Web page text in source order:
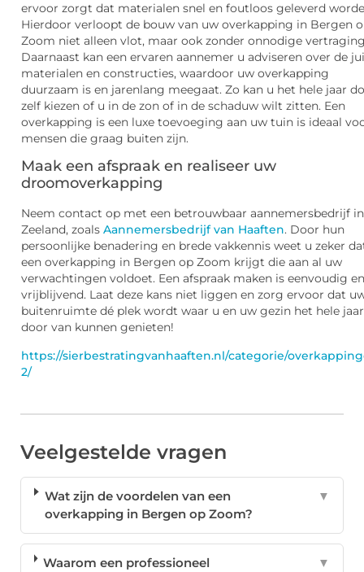
ervoor zorgt dat materialen snel en foutloos geleverd
Hierdoor verloopt de bouw van uw overkapping in Bergen
Zoom niet alleen vlot, maar ook zonder onnodige
Daarnaast kan een ervaren aannemer u adviseren over de
materialen en constructies, waardoor uw overkapping
duurzaam is en jarenlang meegaat. Zo kan u het hele jaar
zelf kiezen of u in de zon of in de schaduw wilt zitten. Een
overkapping is een luxe toevoeging aan uw tuin is ideaal
mensen die graag buiten zijn.
Maak een afspraak en realiseer uw
droomoverkapping
Neem contact op met een betrouwbaar aannemersbedrijf in
Zeeland, zoals Aannemersbedrijf van Haaften. Door hun
persoonlijke benadering en brede vakkennis weet u zeker
een overkapping in Bergen op Zoom krijgt die aan al uw
verwachtingen voldoet. Een afspraak maken is eenvoudig en
vrijblijvend. Laat deze kans niet liggen en zorg ervoor dat
buitenruimte dé plek wordt waar u en uw gezin het hele jaar
door van kunnen genieten!
https://sierbestratingvanhaaften.nl/categorie/
2/
Veelgestelde vragen
Wat zijn de voordelen van een
overkapping in Bergen op Zoom?
▼
Waarom een professioneel
▼